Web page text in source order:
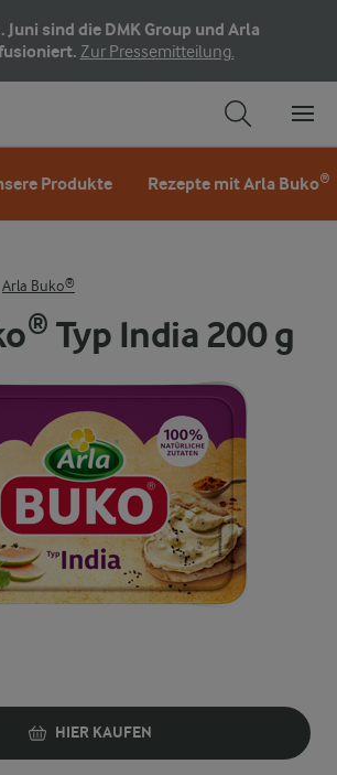
Juni sind die DMK Group und Arla
Zur Pressemitteilung.
Produkte Rezepte mit Arla Buko®
Arla Buko®
Typ India 200 g
HIER KAUFEN